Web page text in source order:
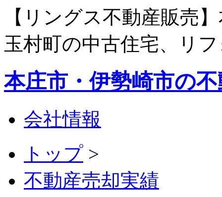
【リングス不動産販売
玉村町の中古住宅、リ
本庄市・伊勢崎市の
会社情報
トップ >
不動産売却実績